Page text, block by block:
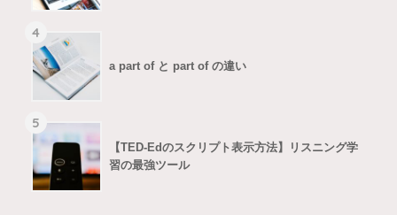
4
a part of と part of の違い
5
【TED-Edのスクリプト表示方法】リスニング学
習の最強ツール